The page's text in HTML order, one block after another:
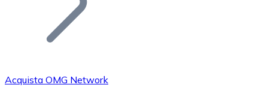
Acquista OMG Network